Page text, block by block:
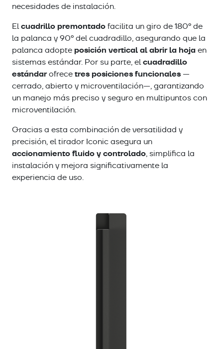
necesidades de instalación.
Elcuadrillo premontadofacilita un giro de 180º de
la palanca y 90º del cuadradillo, asegurando que la
palanca adopteposición vertical al abrir la hojaen
sistemas estándar. Por su parte, elcuadradillo
estándarofrecetres posiciones funcionales —
cerrado, abierto y microventilación—, garantizando
un manejo más preciso y seguro en multipuntos con
microventilación.
Gracias a esta combinación de versatilidad y
precisión, el tirador Iconic asegura un
accionamiento fluido y controlado, simplifica la
instalación y mejora significativamente la
experiencia de uso.